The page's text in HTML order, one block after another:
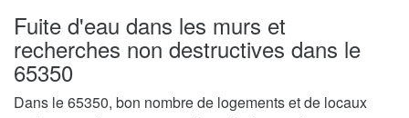
Fuite d'eau dans les murs et
recherches non destructives dans le
65350
Dans le 65350, bon nombre de logements et de locaux